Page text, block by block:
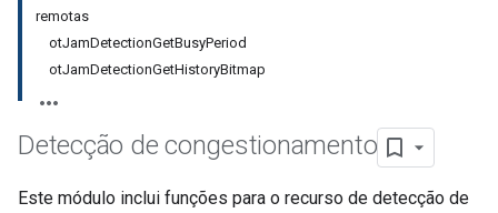
remotas
otJamDetectionGetBusyPeriod
otJamDetectionGetHistoryBitmap
Detecção de congestionamento
Este módulo inclui funções para o recurso de detecção de